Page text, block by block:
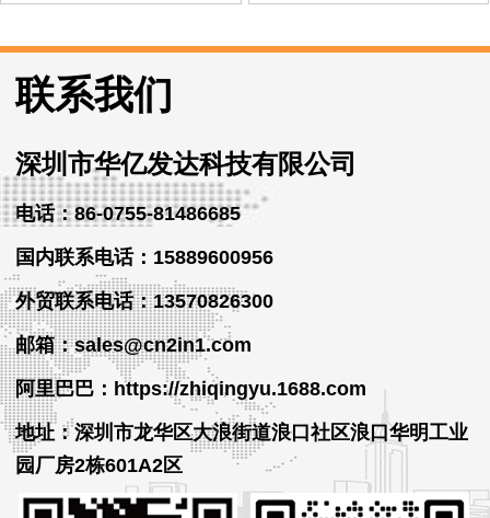
联系我们
深圳市华亿发达科技有限公司
电话：86-0755-81486685
国内联系电话：15889600956
外贸联系电话：13570826300
邮箱：sales@cn2in1.com
阿里巴巴：https://zhiqingyu.1688.com
地址：深圳市龙华区大浪街道浪口社区浪口华明工业
园厂房2栋601A2区